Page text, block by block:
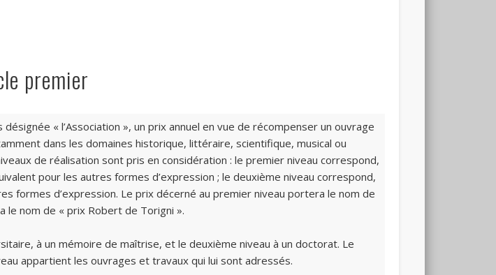
premier
« l’Association », un prix annuel en vue de récompenser un ouvrage
dans les domaines historique, littéraire, scientifique, musical ou
de réalisation sont pris en considération : le premier niveau correspond,
pour les autres formes d’expression ; le deuxième niveau correspond,
formes d’expression. Le prix décerné au premier niveau portera le nom de
le nom de « prix Robert de Torigni ».
à un mémoire de maîtrise, et le deuxième niveau à un doctorat. Le
appartient les ouvrages et travaux qui lui sont adressés.